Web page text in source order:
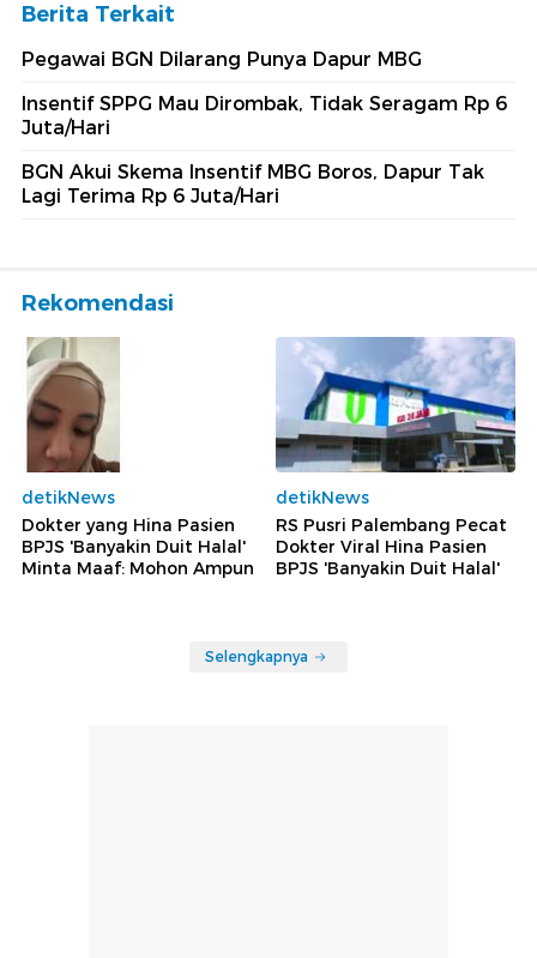
Berita Terkait
Pegawai BGN Dilarang Punya Dapur MBG
Insentif SPPG Mau Dirombak, Tidak Seragam Rp 6
Juta/Hari
BGN Akui Skema Insentif MBG Boros, Dapur Tak
Lagi Terima Rp 6 Juta/Hari
Rekomendasi
detikNews
Dokter yang Hina Pasien
BPJS 'Banyakin Duit Halal'
Minta Maaf: Mohon Ampun
detikNews
RS Pusri Palembang Pecat
Dokter Viral Hina Pasien
BPJS 'Banyakin Duit Halal'
Selengkapnya